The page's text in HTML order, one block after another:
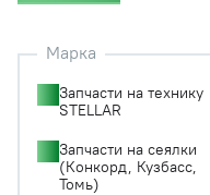
Марка
Запчасти на технику
STELLAR
Запчасти на сеялки
(Конкорд, Кузбасс,
Томь)